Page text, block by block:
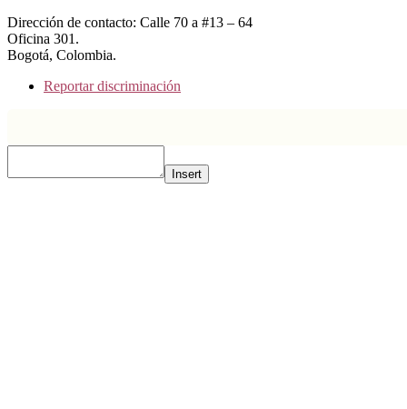
Dirección de contacto: Calle 70 a #13 – 64
Oficina 301.
Bogotá, Colombia.
Reportar discriminación
Insert